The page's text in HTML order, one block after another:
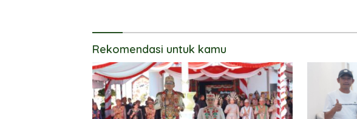
Rekomendasi untuk kamu